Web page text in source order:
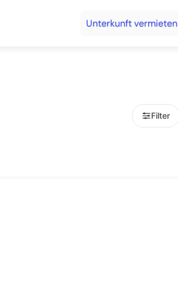
Unterkunft vermieten
Filter